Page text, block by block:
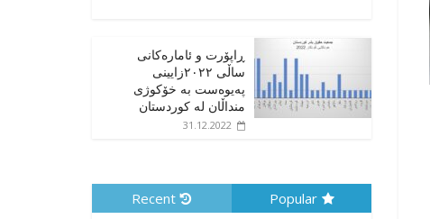
ڕاپۆرت و ئامارەکانی
ساڵی ٢٠٢٢زایینی
پەیوەست بە خۆکوژی
منداڵان لە کوردستان
31.12.2022
Popular
Recent